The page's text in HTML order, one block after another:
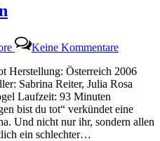
Keine Kommentare3
Tagen
bist
du
tot,
In
Herstellung: Österreich 2006
Sabrina Reiter, Julia Rosa
Laufzeit: 93 Minuten
bist du tot“ verkündet eine
Und nicht nur ihr, sondern allen
ein schlechter…